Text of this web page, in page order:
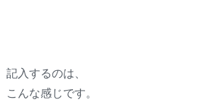
記入するのは、
こんな感じです。